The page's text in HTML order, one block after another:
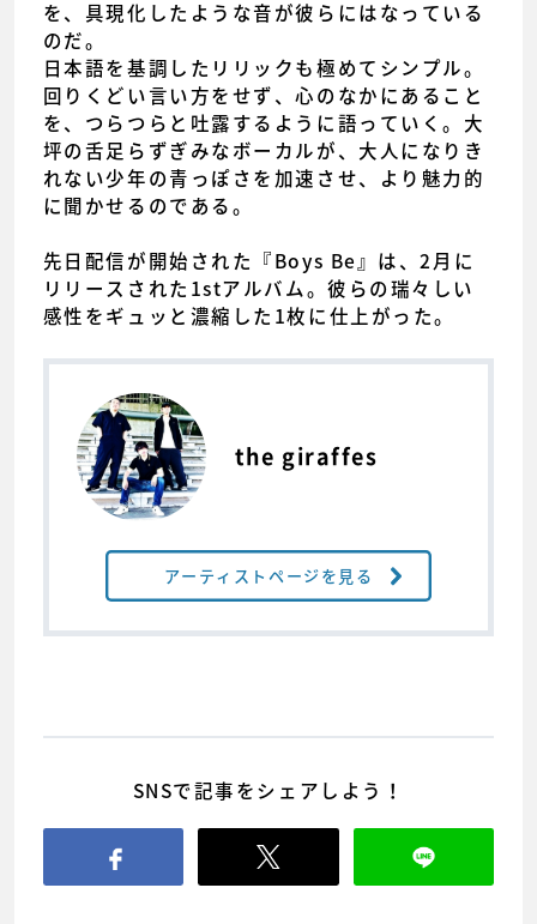
を、具現化したような音が彼らにはなっている
のだ。
日本語を基調したリリックも極めてシンプル。
回りくどい言い方をせず、心のなかにあること
を、つらつらと吐露するように語っていく。大
坪の舌足らずぎみなボーカルが、大人になりき
れない少年の青っぽさを加速させ、より魅力的
に聞かせるのである。
先日配信が開始された『Boys Be』は、2月に
リリースされた1stアルバム。彼らの瑞々しい
感性をギュッと濃縮した1枚に仕上がった。
the giraffes
アーティストページを見る
SNSで記事をシェアしよう！